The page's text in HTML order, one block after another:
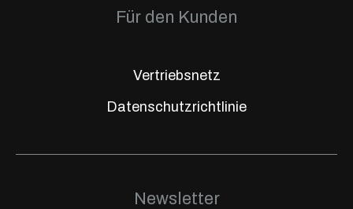
Für den Kunden
Vertriebsnetz
Datenschutzrichtlinie
Newsletter